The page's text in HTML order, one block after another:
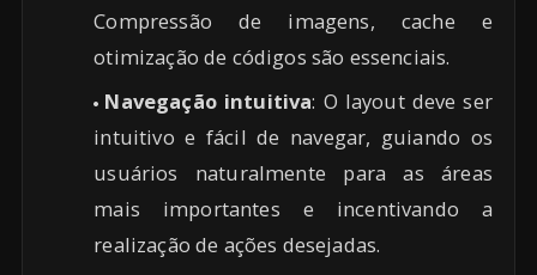
Compressão de imagens, cache e
otimização de códigos são essenciais.
Navegação intuitiva: O layout deve ser
intuitivo e fácil de navegar, guiando os
usuários naturalmente para as áreas
mais importantes e incentivando a
realização de ações desejadas.